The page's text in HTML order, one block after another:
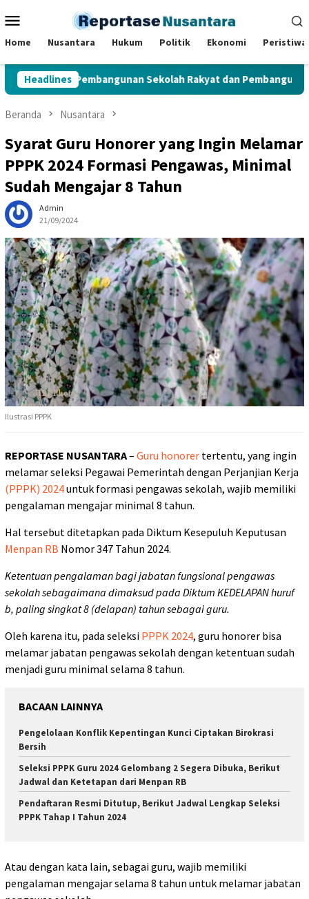
ke
Mobile
Home Nusantara Hukum Politik Ekonomi Peristiwa
Headlines
Pembangunan Sekolah Rakyat dan Pembangunan BTN
Beranda Nusantara
Syarat Guru Honorer yang Ingin Melamar
PPPK 2024 Formasi Pengawas, Minimal
Sudah Mengajar 8 Tahun
Admin
21/09/2024
Ilustrasi PPPK
REPORTASE NUSANTARA– Guru honorer tertentu, yang ingin
melamar seleksi Pegawai Pemerintah dengan Perjanjian Kerja
(PPPK) 2024untuk formasi pengawas sekolah, wajib memiliki
pengalaman mengajar minimal 8 tahun.
Hal tersebut ditetapkan pada Diktum Kesepuluh Keputusan
Menpan RB Nomor 347 Tahun 2024.
Ketentuan pengalaman bagi jabatan fungsional pengawas
sekolah sebagaimana dimaksud pada Diktum KEDELAPAN huruf
b, paling singkat 8 (delapan) tahun sebagai guru.
Oleh karena itu, pada seleksi PPPK 2024, guru honorer bisa
melamar jabatan pengawas sekolah dengan ketentuan sudah
menjadi guru minimal selama 8 tahun.
BACAAN LAINNYA
Pengelolaan Konflik Kepentingan Kunci Ciptakan Birokrasi
Bersih
Seleksi PPPK Guru 2024 Gelombang 2 Segera Dibuka, Berikut
Jadwal dan Ketetapan dari Menpan RB
Pendaftaran Resmi Ditutup, Berikut Jadwal Lengkap Seleksi
PPPK Tahap I Tahun 2024
Atau dengan kata lain, sebagai guru, wajib memiliki
pengalaman mengajar selama 8 tahun untuk melamar jabatan